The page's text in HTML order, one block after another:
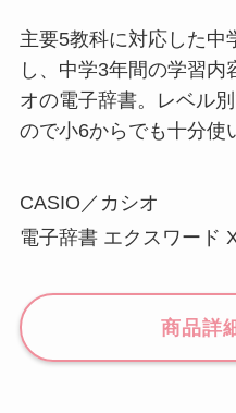
主要5教科に対応した中
し、中学3年間の学習
オの電子辞書。レベル
ので小6からでも十分使
CASIO／カシオ
電子辞書 エクスワード
商品詳